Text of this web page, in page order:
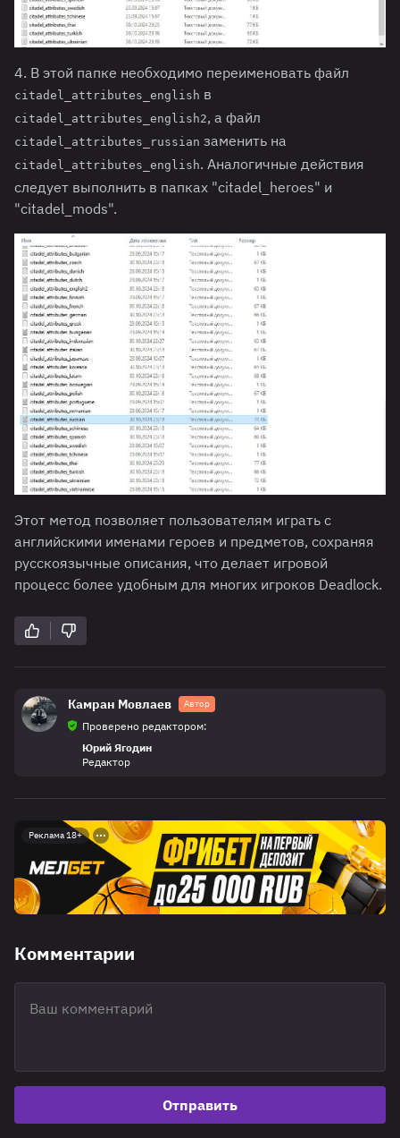
4. В этой папке необходимо переименовать файл
citadel_attributes_english в
citadel_attributes_english2, а файл
citadel_attributes_russian заменить на
citadel_attributes_english. Аналогичные действия
следует выполнить в папках "citadel_heroes" и
"citadel_mods".
Этот метод позволяет пользователям играть с
английскими именами героев и предметов, сохраняя
русскоязычные описания, что делает игровой
процесс более удобным для многих игроков Deadlock.
Камран Мовлаев Автор
Проверено редактором:
Юрий Ягодин
Редактор
Реклама 18+
Комментарии
Отправить